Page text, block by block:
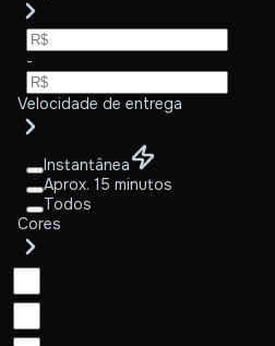
-
Velocidade de entrega
Instantânea
Aprox. 15 minutos
Todos
Cores